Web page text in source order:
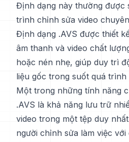
Định dạng này thường được
trình chỉnh sửa video
Định dạng .AVS được thiết
âm thanh và video chất
hoặc nén nhẹ, giúp duy trì
liệu gốc trong suốt quá trình
Một trong những tính năng
.AVS là khả năng lưu trữ
video trong một tệp duy
người chỉnh sửa làm việc